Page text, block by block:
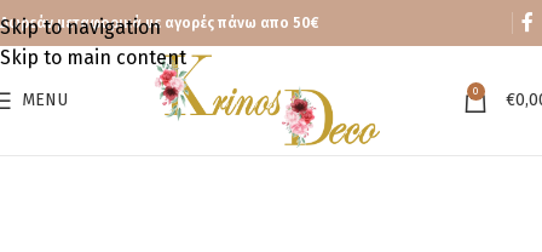
Skip to navigation
Skip to main content
Δωρεάν μεταφορικά με αγορές πάνω απο 50€
MENU 0 €